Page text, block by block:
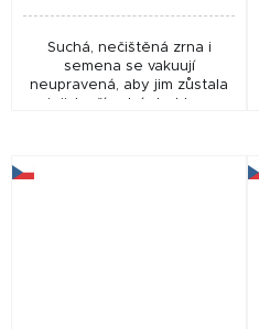
Suchá, nečištěná zrna i
semena se vakuují
neupravená, aby jim zůstala
jejich přírodní struktura